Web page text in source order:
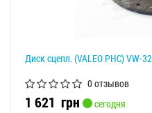
Диск сцепл. (VALEO PHC) VW-32
0 отзывов
1 621 грн
сегодня